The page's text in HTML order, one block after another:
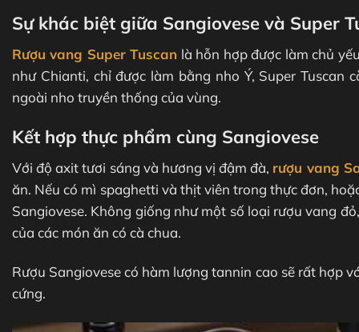
Sự khác biệt giữa Sangiovese và Super
Rượu vang Super Tuscan là hỗn hợp được làm chủ
như Chianti, chỉ được làm bằng nho Ý, Super
ngoài nho truyền thống của vùng.
Kết hợp thực phẩm cùng Sangiovese
Với độ axit tươi sáng và hương vị đậm đà, rượu vang
ăn. Nếu có mì spaghetti và thịt viên trong thực đơn,
Sangiovese. Không giống như một số loại rượu vang
của các món ăn có cà chua.
Rượu Sangiovese có hàm lượng tannin cao sẽ rất hợp
cứng.